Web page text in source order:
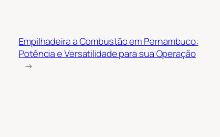
Empilhadeira a Combustão em Pernambuco:
Potência e Versatilidade para sua Operação
→